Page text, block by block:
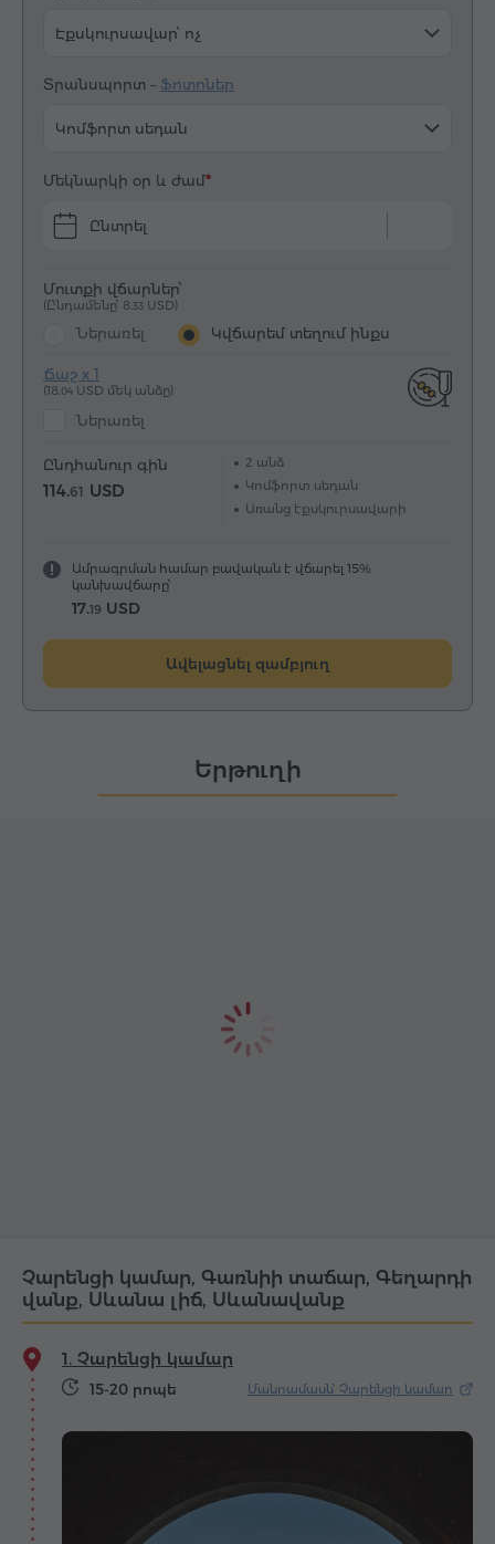
Էքսկուրսավար՝ ոչ
Տրանսպորտ – Ֆոտոներ
Կոմֆորտ սեդան
Մեկնարկի օր և ժամ
Ընտրել
Մուտքի վճարներ՝
(Ընդամենը՝ 8.33 USD)
Ներառել Կվճարեմ տեղում ինքս
Ճաշ x 1
(18.04 USD մեկ անձը)
Ներառել
Ընդհանուր գին
114.61 USD
2 անձ
Կոմֆորտ սեդան
Առանց էքսկուրսավարի
Ամրագրման համար բավական է վճարել 15%
կանխավճարը՝
17.19 USD
Ավելացնել զամբյուղ
Երթուղի
Չարենցի կամար, Գառնիի տաճար, Գեղարդի
վանք, Սևանա լիճ, Սևանավանք
1. Չարենցի կամար
15-20 րոպե Մանրամասն՝ Չարենցի կամար